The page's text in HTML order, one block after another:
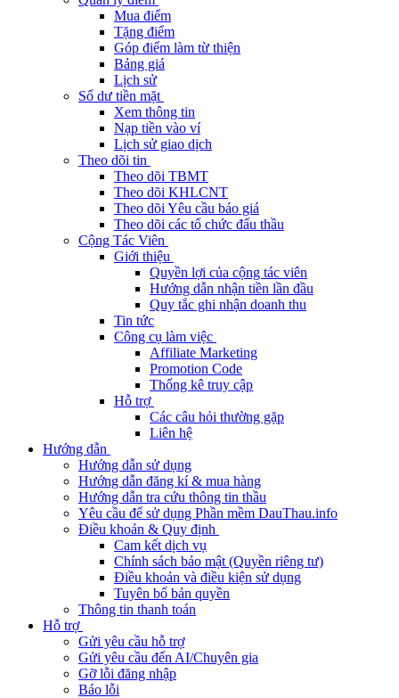
Mua điểm
Tặng điểm
Góp điểm làm từ thiện
Bảng giá
Lịch sử
Số dư tiền mặt
Xem thông tin
Nạp tiền vào ví
Lịch sử giao dịch
Theo dõi tin
Theo dõi TBMT
Theo dõi KHLCNT
Theo dõi Yêu cầu báo giá
Theo dõi các tổ chức đấu thầu
Cộng Tác Viên
Giới thiệu
Quyền lợi của cộng tác viên
Hướng dẫn nhận tiền lần đầu
Quy tắc ghi nhận doanh thu
Tin tức
Công cụ làm việc
Affiliate Marketing
Promotion Code
Thống kê truy cập
Hỗ trợ
Các câu hỏi thường gặp
Liên hệ
Hướng dẫn
Hướng dẫn sử dụng
Hướng dẫn đăng kí & mua hàng
Hướng dẫn tra cứu thông tin thầu
Yêu cầu để sử dụng Phần mềm DauThau.info
Điều khoản & Quy định
Cam kết dịch vụ
Chính sách bảo mật (Quyền riêng tư)
Điều khoản và điều kiện sử dụng
Tuyên bố bản quyền
Thông tin thanh toán
Hỗ trợ
Gửi yêu cầu hỗ trợ
Gửi yêu cầu đến AI/Chuyên gia
Gỡ lỗi đăng nhập
Báo lỗi